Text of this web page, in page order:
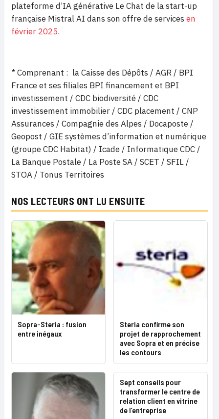
plateforme d’IA générative Le Chat de la start-up
française Mistral AI dans son offre de services en
février 2025.
*Comprenant : la Caisse des Dépôts / AGR / BPI
France et ses filiales BPI financement et BPI
investissement / CDC biodiversité / CDC
investissement immobilier / CDC placement / CNP
Assurances / Compagnie des Alpes / Docaposte /
Geopost / GIE systèmes d’information et numérique
(groupe CDC Habitat) / Icade / Informatique CDC /
La Banque Postale / La Poste SA / SCET / SFIL /
STOA / Tonus Territoires
NOS LECTEURS ONT LU ENSUITE
Sopra-Steria : fusion
entre inégaux
Steria confirme son
projet de rapprochement
avec Sopra et en précise
les contours
Sept conseils pour
transformer le centre de
relation client en vitrine
de l’entreprise